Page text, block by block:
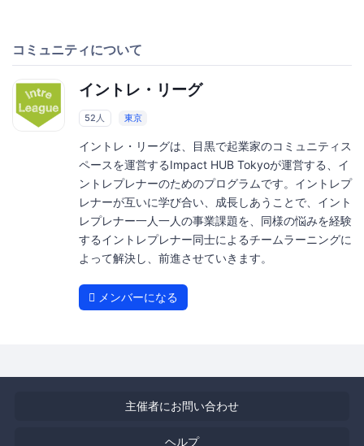
コミュニティについて
イントレ・リーグ
52人 東京
イントレ・リーグは、目黒で起業家のコミュニティス
ペースを運営するImpact HUB Tokyoが運営する、イ
ントレプレナーのためのプログラムです。イントレプ
レナーが互いに学び合い、成長しあうことで、イント
レプレナー一人一人の事業課題を、同様の悩みを経験
するイントレプレナー同士によるチームラーニングに
よって解決し、前進させていきます。
メンバーになる
主催者にお問い合わせ
ヘルプ